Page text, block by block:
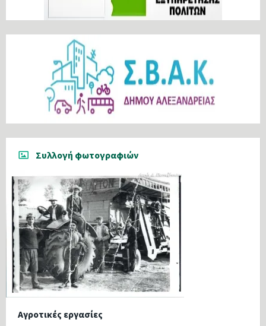
Συλλογή φωτογραφιών
Αγροτικές εργασίες